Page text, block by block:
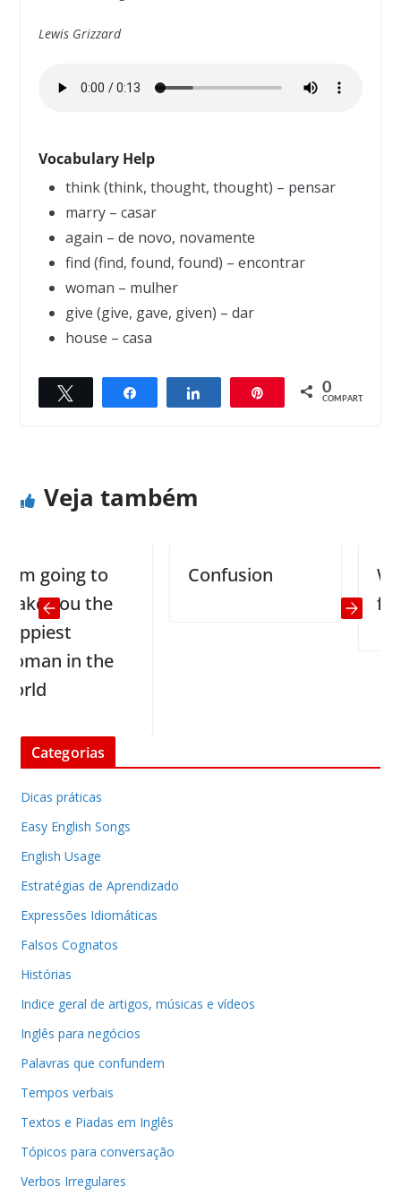
Lewis Grizzard
Vocabulary Help
think (think, thought, thought) – pensar
marry – casar
again – de novo, novamente
find (find, found, found) – encontrar
woman – mulher
give (give, gave, given) – dar
house – casa
Compartilhar Compartilhar 0
COMPART.
← Previous
Next →
Veja também
going to
you the
in the
Confusion
Categorias
Dicas práticas
Easy English Songs
English Usage
Estratégias de Aprendizado
Expressões Idiomáticas
Falsos Cognatos
Histórias
Indice geral de artigos, músicas e vídeos
Inglês para negócios
Palavras que confundem
Tempos verbais
Textos e Piadas em Inglês
Tópicos para conversação
Verbos Irregulares